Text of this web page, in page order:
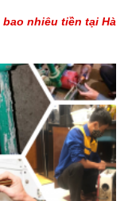
nhiêu tiền tại Hà